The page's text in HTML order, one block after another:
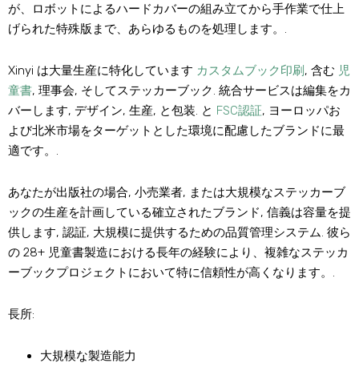
が、ロボットによるハードカバーの組み立てから手作業で仕上
げられた特殊版まで、あらゆるものを処理します。 .
Xinyi は大量生産に特化しています カスタムブック印刷 , 含む 児
童書, 理事会, そしてステッカーブック. 統合サービスは編集をカ
バーします, デザイン, 生産, と包装. と FSC認証, ヨーロッパお
よび北米市場をターゲットとした環境に配慮したブランドに最
適です。 .
あなたが出版社の場合, 小売業者, または大規模なステッカーブ
ックの生産を計画している確立されたブランド, 信義は容量を提
供します, 認証, 大規模に提供するための品質管理システム. 彼ら
の 28+ 児童書製造における長年の経験により、複雑なステッカ
ーブックプロジェクトにおいて特に信頼性が高くなります。.
長所:
大規模な製造能力